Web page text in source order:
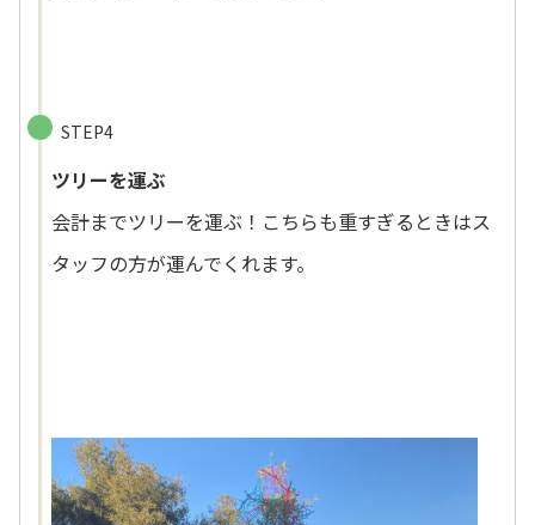
STEP4
ツリーを運ぶ
会計までツリーを運ぶ！こちらも重すぎるときはス
タッフの方が運んでくれます。